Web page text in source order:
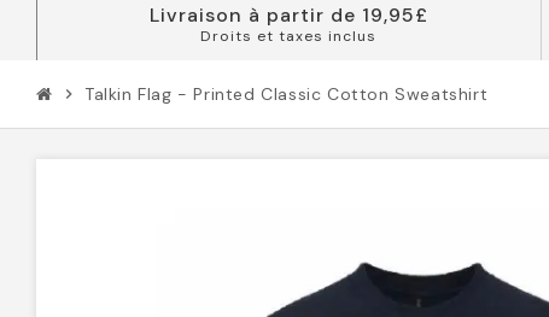
Livraison à partir de 19,95£
Droits et taxes inclus
chevron_right Talkin Flag - Printed Classic Cotton Sweatshirt